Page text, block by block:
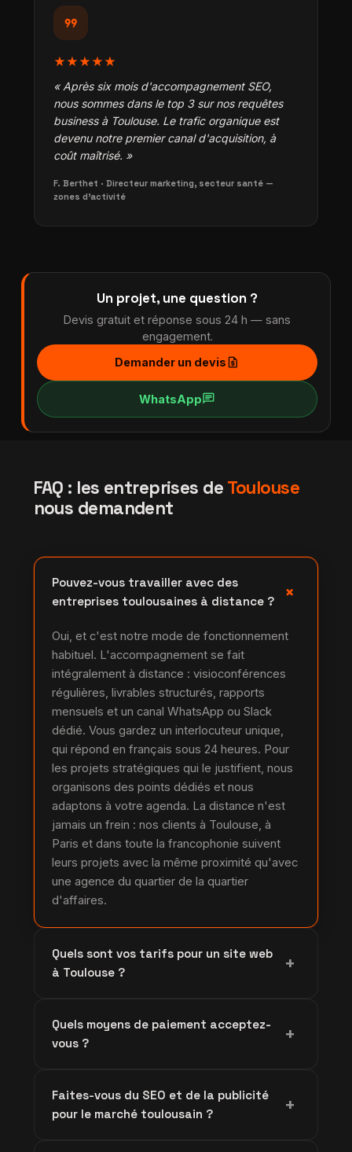
format_quote
★★★★★
« Après six mois d'accompagnement SEO,
nous sommes dans le top 3 sur nos requêtes
business à Toulouse. Le trafic organique est
devenu notre premier canal d'acquisition, à
coût maîtrisé. »
F. Berthet · Directeur marketing, secteur santé —
zones d'activité
Un projet, une question ?
Devis gratuit et réponse sous 24 h — sans
engagement.
Demander un devisrequest_quote
WhatsAppchat
FAQ : les entreprises de Toulouse
nous demandent
Pouvez-vous travailler avec des
entreprises toulousaines à distance ?
+
Oui, et c'est notre mode de fonctionnement
habituel. L'accompagnement se fait
intégralement à distance : visioconférences
régulières, livrables structurés, rapports
mensuels et un canal WhatsApp ou Slack
dédié. Vous gardez un interlocuteur unique,
qui répond en français sous 24 heures. Pour
les projets stratégiques qui le justifient, nous
organisons des points dédiés et nous
adaptons à votre agenda. La distance n'est
jamais un frein : nos clients à Toulouse, à
Paris et dans toute la francophonie suivent
leurs projets avec la même proximité qu'avec
une agence du quartier de la quartier
d'affaires.
Quels sont vos tarifs pour un site web
à Toulouse ?
+
prix maîtrisé. Comptez environ : site vitrine de
1 900 à 5 000 EUR, boutique e-commerce de
de moins que les grandes agences
toulousaines et parisiennes, pour un résultat
Quels moyens de paiement acceptez-
vous ?
+
SEPA, Stripe et PayPal, selon votre
préférence et votre comptabilité. Pour vos
Faites-vous du SEO et de la publicité
pour le marché toulousain ?
+